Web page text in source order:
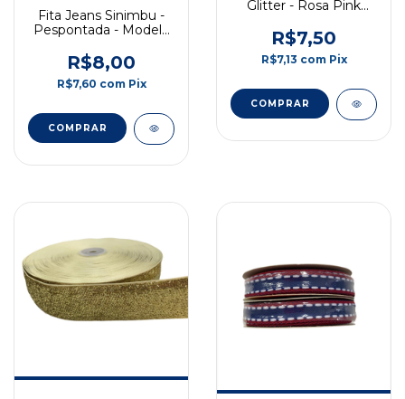
Fita Jeans Sinimbu -
Pespontada - Modelo
10/22/38mm - 10 metros
R$8,00
R$7,60 com Pix
COMPRAR
Glitter - Rosa Pink
R$7,50
R$7,13 com Pix